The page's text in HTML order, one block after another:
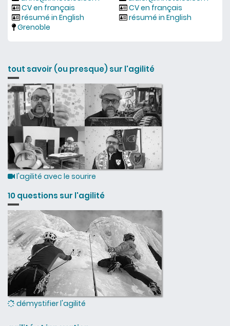
CV en français
résumé in English
Grenoble
CV en français
résumé in English
tout savoir (ou presque) sur l'agilité
l'agilité avec le sourire
10 questions sur l'agilité
démystifier l'agilité